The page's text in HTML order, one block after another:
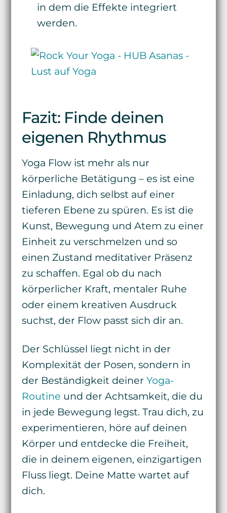
in dem die Effekte integriert
werden.
Fazit: Finde deinen
eigenen Rhythmus
Yoga Flow ist mehr als nur
körperliche Betätigung – es ist eine
Einladung, dich selbst auf einer
tieferen Ebene zu spüren. Es ist die
Kunst, Bewegung und Atem zu einer
Einheit zu verschmelzen und so
einen Zustand meditativer Präsenz
zu schaffen. Egal ob du nach
körperlicher Kraft, mentaler Ruhe
oder einem kreativen Ausdruck
suchst, der Flow passt sich dir an.
Der Schlüssel liegt nicht in der
Komplexität der Posen, sondern in
der Beständigkeit deiner Yoga-
Routine und der Achtsamkeit, die du
in jede Bewegung legst. Trau dich, zu
experimentieren, höre auf deinen
Körper und entdecke die Freiheit,
die in deinem eigenen, einzigartigen
Fluss liegt. Deine Matte wartet auf
dich.